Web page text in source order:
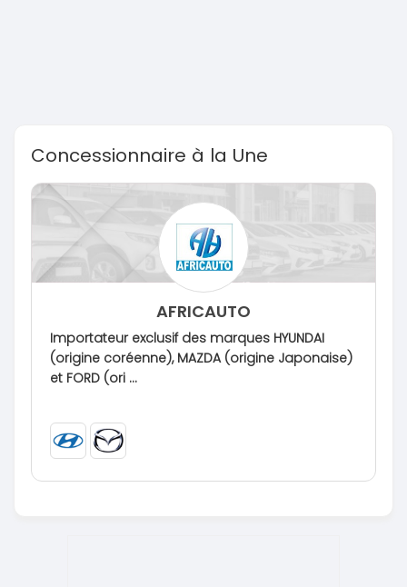
Concessionnaire à la Une
AFRICAUTO
Importateur exclusif des marques HYUNDAI
(origine coréenne), MAZDA (origine Japonaise)
et FORD (ori ...